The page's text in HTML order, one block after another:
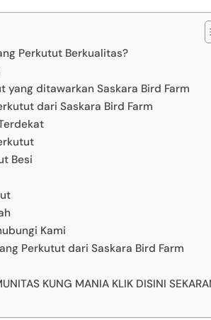
Perkutut Berkualitas?
yang ditawarkan Saskara Bird Farm
dari Saskara Bird Farm
Besi
Kami
Perkutut dari Saskara Bird Farm
KUNG MANIA KLIK DISINI